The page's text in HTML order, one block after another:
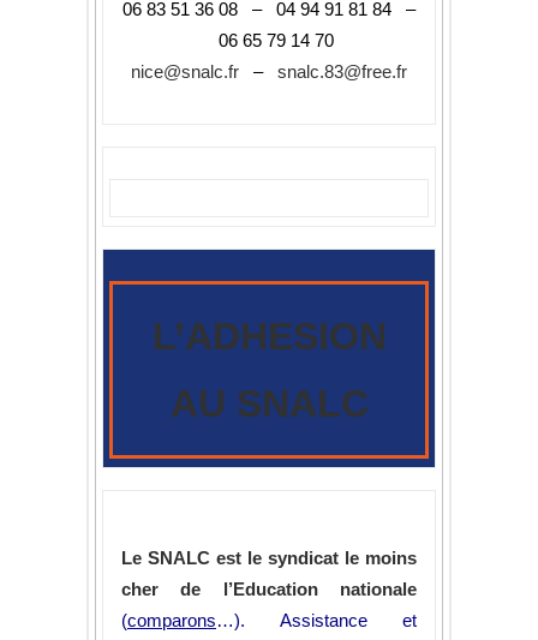
06 83 51 36 08 – 04 94 91 81 84 –
06 65 79 14 70
nice@snalc.fr – snalc.83@free.fr
L’ADHESION
AU SNALC
Le SNALC est le syndicat le moins
cher de l’Education nationale
(comparons…). Assistance et